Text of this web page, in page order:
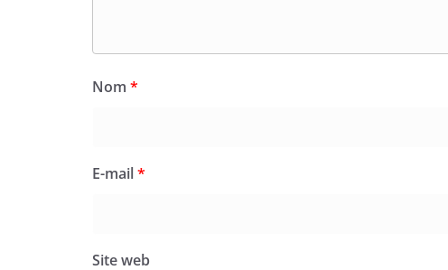
Nom *
E-mail*
Site web